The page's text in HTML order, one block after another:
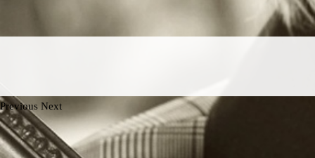
Previous Next